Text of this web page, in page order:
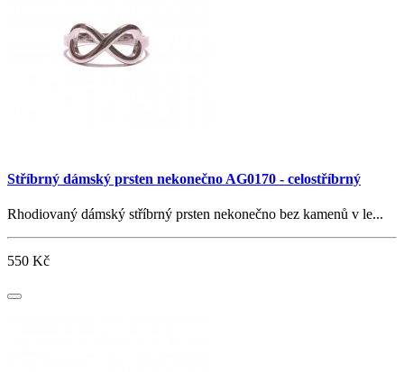
Stříbrný dámský prsten nekonečno AG0170 - celostříbrný
Rhodiovaný dámský stříbrný prsten nekonečno bez kamenů v le...
550 Kč